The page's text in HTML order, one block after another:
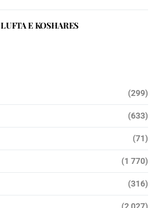
LUFTA E KOSHARES
(299)
(633)
(71)
(1 770)
(316)